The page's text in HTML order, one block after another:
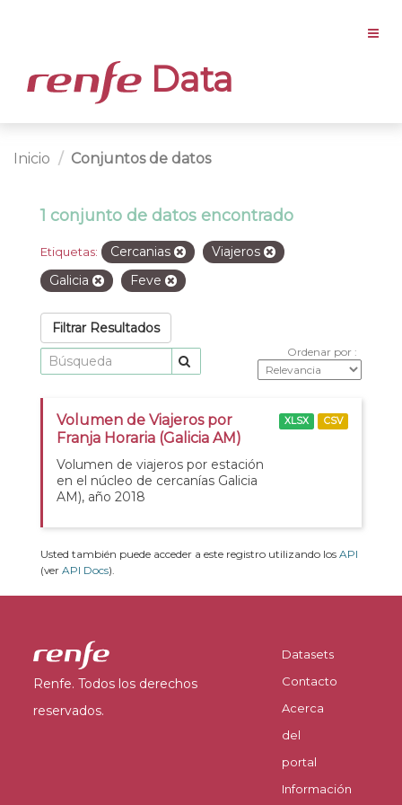
Data
Inicio Conjuntos de datos
1 conjunto de datos encontrado
Etiquetas: Cercanias
Viajeros
Galicia
Feve
Filtrar Resultados
Ordenar por
Volumen de Viajeros por
Franja Horaria (Galicia AM)
Volumen de viajeros por estación
en el núcleo de cercanías Galicia
AM), año 2018
XLSX CSV
Usted también puede acceder a este registro utilizando los API
(ver API Docs).
Renfe. Todos los derechos
reservados.
Datasets
Contacto
Acerca
del
portal
Información